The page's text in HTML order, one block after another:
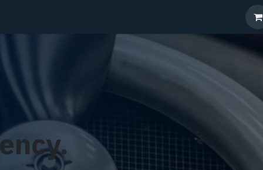
A propos